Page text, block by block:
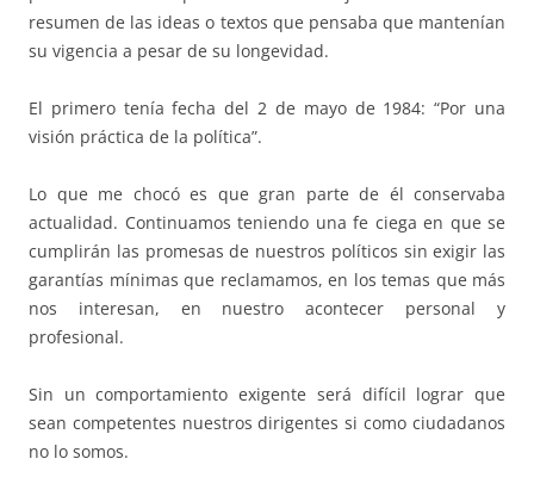
resumen de las ideas o textos que pensaba que mantenían
su vigencia a pesar de su longevidad.
El primero tenía fecha del 2 de mayo de 1984: “Por una
visión práctica de la política”.
Lo que me chocó es que gran parte de él conservaba
actualidad. Continuamos teniendo una fe ciega en que se
cumplirán las promesas de nuestros políticos sin exigir las
garantías mínimas que reclamamos, en los temas que más
nos interesan, en nuestro acontecer personal y
profesional.
Sin un comportamiento exigente será difícil lograr que
sean competentes nuestros dirigentes si como ciudadanos
no lo somos.